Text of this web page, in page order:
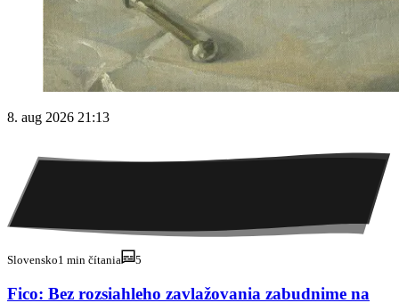
8. aug 2026 21:13
Slovensko1 min čítania 5
Fico: Bez rozsiahleho zavlažovania zabudnime na